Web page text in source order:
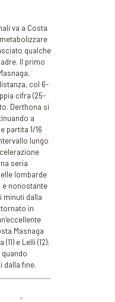
va a Costa
qualche
Il primo
col 6-
cifra (25-
Derthona si
a
partita 1/16
lungo
seria
lombarde
e nonostante
minuti dalla
in
Masnaga
e Lelli (12):
dalla fine.